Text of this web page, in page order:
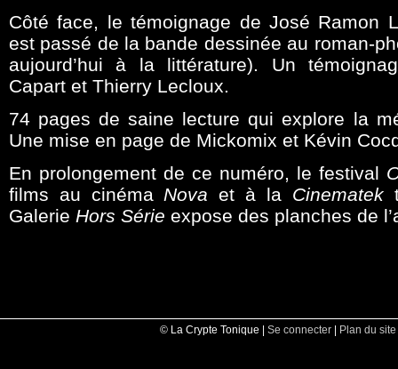
Côté face, le témoignage de José Ramon
est passé de la bande dessinée au roman-
aujourd’hui à la littérature). Un
Capart et Thierry Lecloux.
74 pages de saine lecture qui explore la
Une mise en page de Mickomix et Kévin
En prolongement de ce numéro, le festival
films au cinéma Nova et à la Cinematek
Galerie Hors Série expose des planches de
© La Crypte Tonique | Se connecter | Plan du site